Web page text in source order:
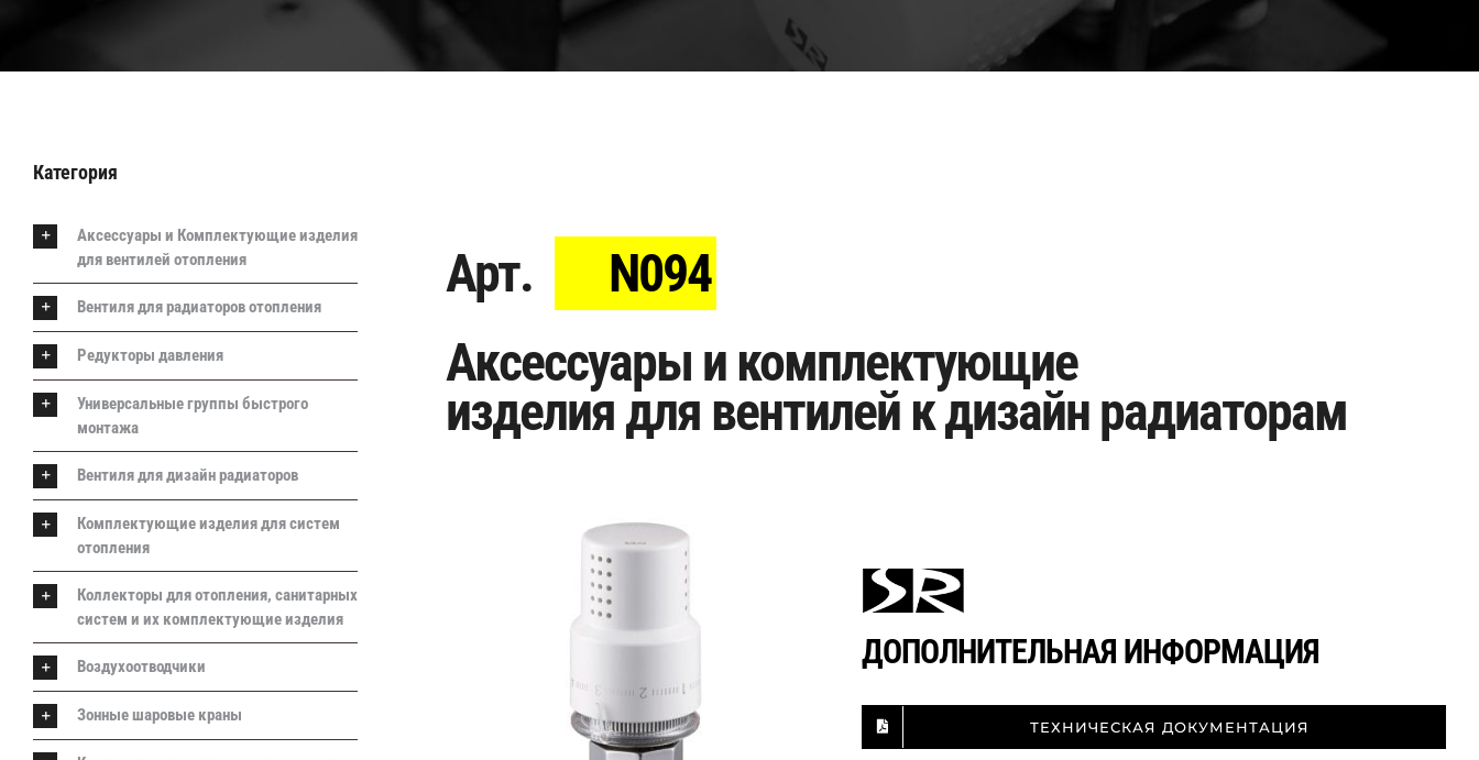
Арт.
N094
Аксессуары и комплектующие
изделия для вентилей к дизайн радиаторам
ДОПОЛНИТЕЛЬНАЯ ИНФОРМАЦИЯ
ТЕХНИЧЕСКАЯ ДОКУМЕНТАЦИЯ
Категория
Аксессуары и Комплектующие изделия
для вентилей отопления
Вентиля для радиаторов отопления
Редукторы давления
Универсальные группы быстрого
монтажа
Вентиля для дизайн радиаторов
Комплектующие изделия для систем
отопления
Коллекторы для отопления, санитарных
систем и их комплектующие изделия
Воздухоотводчики
Зонные шаровые краны